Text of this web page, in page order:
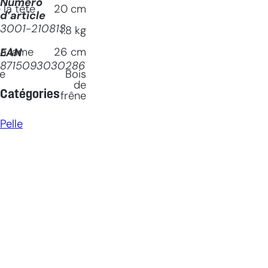
la tête 20 cm
1.8 kg
lame
26 cm
Bois
de
frêne
Numéro
d’article
3001-210813
EAN
8715093030286
Catégories
Pelle